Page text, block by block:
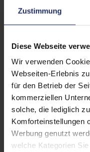
Zustimmung
Diese Webseite
Wir verwenden
Webseiten-Erlebnis
für den Betrieb der
kommerziellen
solche, die lediglich
Komforteinstellungen
Werbung genutzt
welche Kategorien
Displayart:
CPU Generation:
Prozessorkerne:
Arbeitsspeicher:
Webcam: